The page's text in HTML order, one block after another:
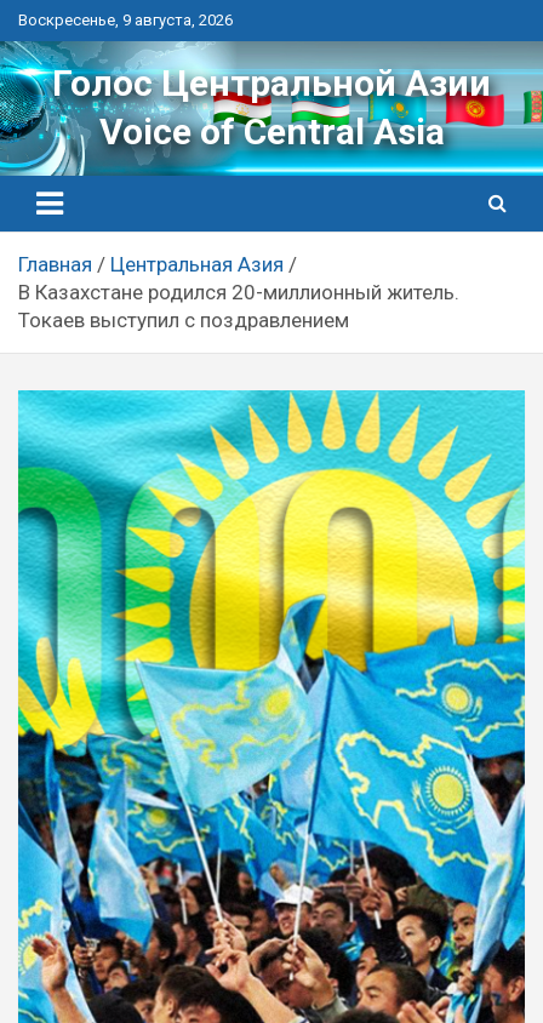
Перейти
к
контенту
Воскресенье, 9 августа, 2026
Голос Центральной Азии
Voice of Central Asia
Главная
Центральная Азия
В Казахстане родился 20-миллионный житель.
Токаев выступил с поздравлением